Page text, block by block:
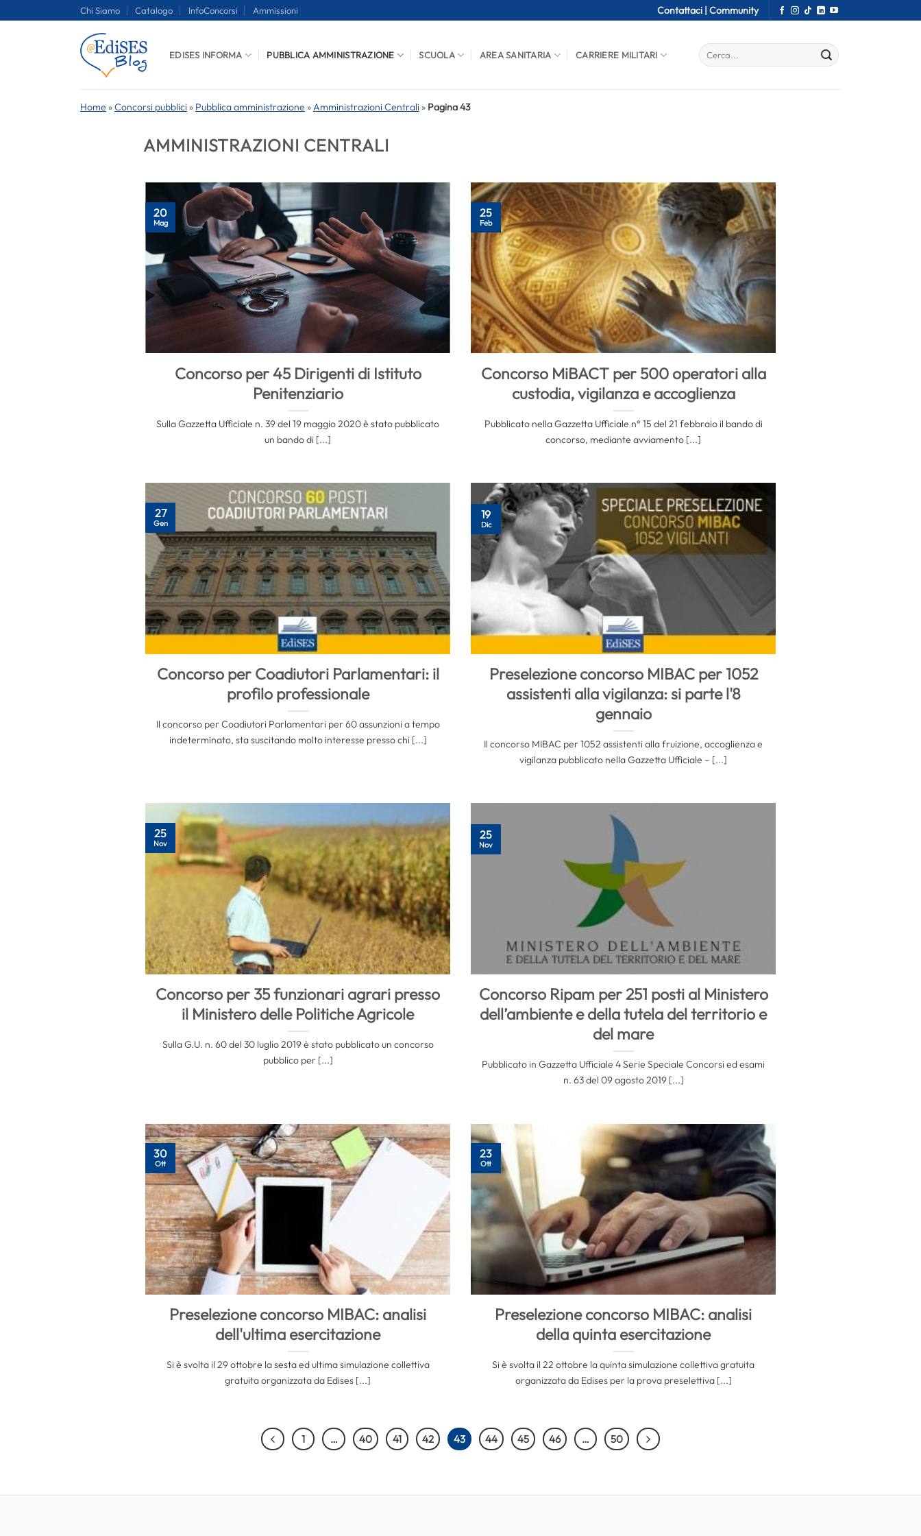
Chi Siamo Catalogo InfoConcorsi Ammissioni Contattaci | Community
EDISES INFORMA PUBBLICA AMMINISTRAZIONE SCUOLA AREA SANITARIA CARRIERE MILITARI
Home »Concorsi pubblici » Pubblica amministrazione »Amministrazioni Centrali » Pagina 43
AMMINISTRAZIONI CENTRALI
Concorso per 45 Dirigenti di Istituto
Penitenziario
Sulla Gazzetta Ufficiale n. 39 del 19 maggio 2020 è stato pubblicato
un bando di [...]
20
Mag
Concorso MiBACT per 500 operatori alla
custodia, vigilanza e accoglienza
Pubblicato nella Gazzetta Ufficiale n° 15 del 21 febbraio il bando di
concorso, mediante avviamento [...]
25
Feb
Concorso per Coadiutori Parlamentari: il
profilo professionale
Il concorso per Coadiutori Parlamentari per 60 assunzioni a tempo
indeterminato, sta suscitando molto interesse presso chi [...]
27
Gen
Preselezione concorso MIBAC per 1052
assistenti alla vigilanza: si parte l'8
gennaio
Il concorso MIBAC per 1052 assistenti alla fruizione, accoglienza e
vigilanza pubblicato nella Gazzetta Ufficiale – [...]
19
Dic
Concorso per 35 funzionari agrari presso
il Ministero delle Politiche Agricole
Sulla G.U. n. 60 del 30 luglio 2019 è stato pubblicato un concorso
pubblico per [...]
25
Nov
Concorso Ripam per 251 posti al Ministero
dell’ambiente e della tutela del territorio e
del mare
Pubblicato in Gazzetta Ufficiale 4 Serie Speciale Concorsi ed esami
n. 63 del 09 agosto 2019 [...]
25
Nov
Preselezione concorso MIBAC: analisi
dell'ultima esercitazione
Si è svolta il 29 ottobre la sesta ed ultima simulazione collettiva
gratuita organizzata da Edises [...]
30
Ott
Preselezione concorso MIBAC: analisi
della quinta esercitazione
Si è svolta il 22 ottobre la quinta simulazione collettiva gratuita
organizzata da Edises per la prova preselettiva [...]
23
Ott
1 … 40 41 42 43 44 45 46 … 50